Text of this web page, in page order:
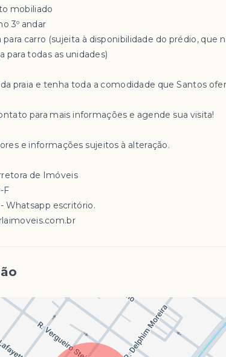
mobiliado
3º andar
para carro (sujeita à disponibilidade do prédio, que
para todas as unidades)
praia e tenha toda a comodidade que Santos
para mais informações e agende sua visita!
e informações sujeitos à alteração.
de Imóveis
F
- Whatsapp escritório.